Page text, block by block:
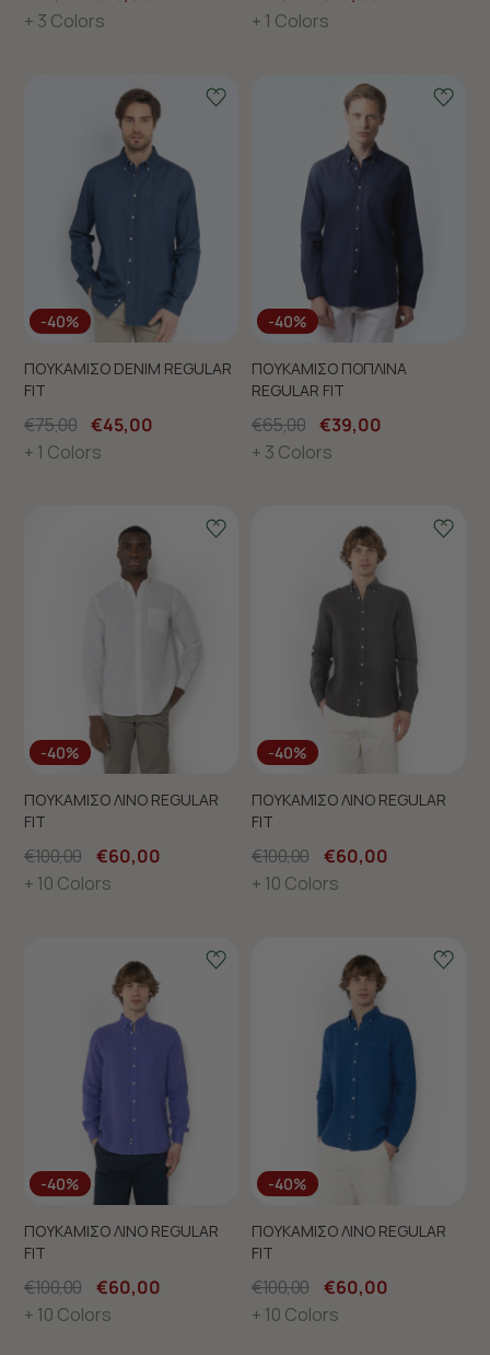
+ 3 Colors
+ 1 Colors
-40%
ΠΟΥΚΑΜΙΣΟ DENIM REGULAR
FIT
€75,00 €45,00
+ 1 Colors
-40%
ΠΟΥΚΑΜΙΣΟ ΠΟΠΛΙΝΑ
REGULAR FIT
€65,00 €39,00
+ 3 Colors
-40%
ΠΟΥΚΑΜΙΣΟ ΛΙΝΟ REGULAR
FIT
€100,00
€60,00
+ 10 Colors
-40%
ΠΟΥΚΑΜΙΣΟ ΛΙΝΟ REGULAR
FIT
€100,00
€60,00
+ 10 Colors
-40%
ΠΟΥΚΑΜΙΣΟ ΛΙΝΟ REGULAR
FIT
€100,00
€60,00
+ 10 Colors
-40%
ΠΟΥΚΑΜΙΣΟ ΛΙΝΟ REGULAR
FIT
€100,00
€60,00
+ 10 Colors